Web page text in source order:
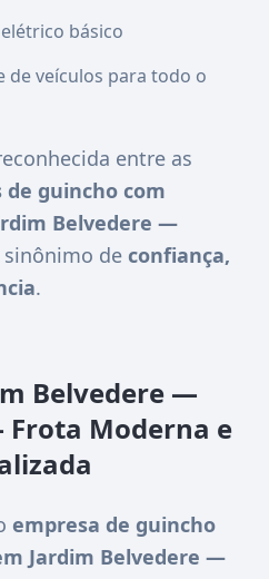
básico
de veículos para todo o
entre as
de guincho com
Belvedere —
sinônimo de confiança,
.
Belvedere —
Frota Moderna e
empresa de guincho
Jardim Belvedere —